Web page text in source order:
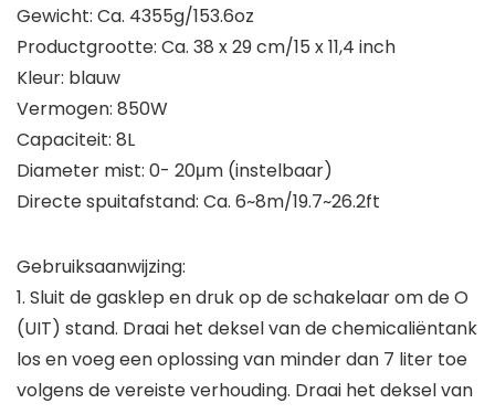
Gewicht: Ca. 4355g/153.6oz
Productgrootte: Ca. 38 x 29 cm/15 x 11,4 inch
Kleur: blauw
Vermogen: 850W
Capaciteit: 8L
Diameter mist: 0- 20μm (instelbaar)
Directe spuitafstand: Ca. 6~8m/19.7~26.2ft
Gebruiksaanwijzing:
1. Sluit de gasklep en druk op de schakelaar om de O
(UIT) stand. Draai het deksel van de chemicaliëntank
los en voeg een oplossing van minder dan 7 liter toe
volgens de vereiste verhouding. Draai het deksel van